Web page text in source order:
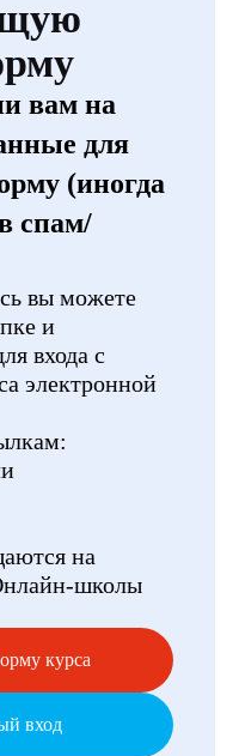
вам на
для
(иногда
спам/
вы можете
и
входа с
электронной
на
школы
курса
вход